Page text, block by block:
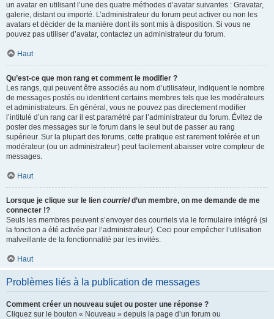
un avatar en utilisant l’une des quatre méthodes d’avatar suivantes : Gravatar,
galerie, distant ou importé. L’administrateur du forum peut activer ou non les
avatars et décider de la manière dont ils sont mis à disposition. Si vous ne
pouvez pas utiliser d’avatar, contactez un administrateur du forum.
Haut
Qu’est-ce que mon rang et comment le modifier ?
Les rangs, qui peuvent être associés au nom d’utilisateur, indiquent le nombre
de messages postés ou identifient certains membres tels que les modérateurs
et administrateurs. En général, vous ne pouvez pas directement modifier
l’intitulé d’un rang car il est paramétré par l’administrateur du forum. Évitez de
poster des messages sur le forum dans le seul but de passer au rang
supérieur. Sur la plupart des forums, cette pratique est rarement tolérée et un
modérateur (ou un administrateur) peut facilement abaisser votre compteur de
messages.
Haut
Lorsque je clique sur le lien courrield’un membre, on me demande de me
connecter !?
Seuls les membres peuvent s’envoyer des courriels via le formulaire intégré (si
la fonction a été activée par l’administrateur). Ceci pour empêcher l’utilisation
malveillante de la fonctionnalité par les invités.
Haut
Problèmes liés à la publication de messages
Comment créer un nouveau sujet ou poster une réponse ?
Cliquez sur le bouton « Nouveau » depuis la page d’un forum ou